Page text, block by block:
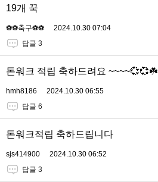
19개 꾹
⚽️⚽️축구⚽️⚽️
2024.10.30 07:04
답글 3
돈워크 적립 축하드려요 ~~~~💞💞☘️
hmh8186
2024.10.30 06:55
답글 6
돈워크적립 축하드립니다
sjs414900
2024.10.30 06:52
답글 3